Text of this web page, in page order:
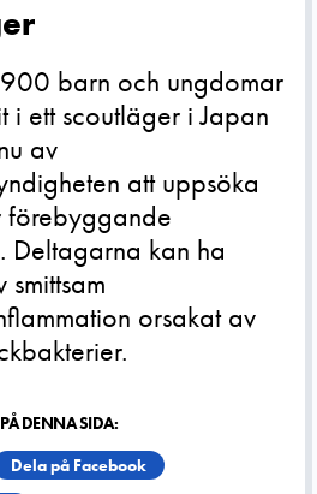
barn och ungdomar
i ett scoutläger i Japan
av
att uppsöka
förebyggande
Deltagarna kan ha
orsakat av
DENNA SIDA:
Dela på Facebook